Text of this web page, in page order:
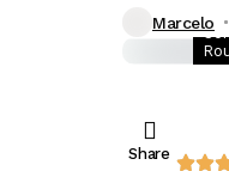
Marcelo
Share